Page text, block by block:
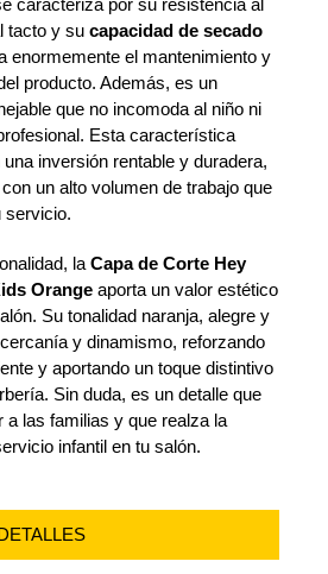
tacto y sucapacidad de secado
enormemente el mantenimiento y
producto. Además, es un
que no incomoda al niño ni
Esta característica
inversión rentable y duradera,
un alto volumen de trabajo que
servicio.
laCapa de Corte Hey
Orange aporta un valor estético
Su tonalidad naranja, alegre y
y dinamismo, reforzando
y aportando un toque distintivo
Sin duda, es un detalle que
a las familias y que realza la
infantil en tu salón.